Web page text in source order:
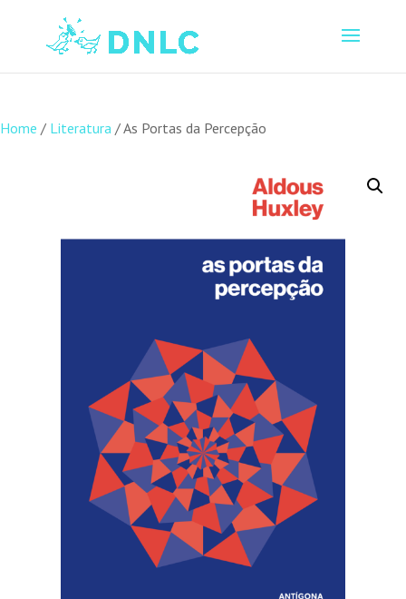
Home / Literatura / As Portas da Percepção